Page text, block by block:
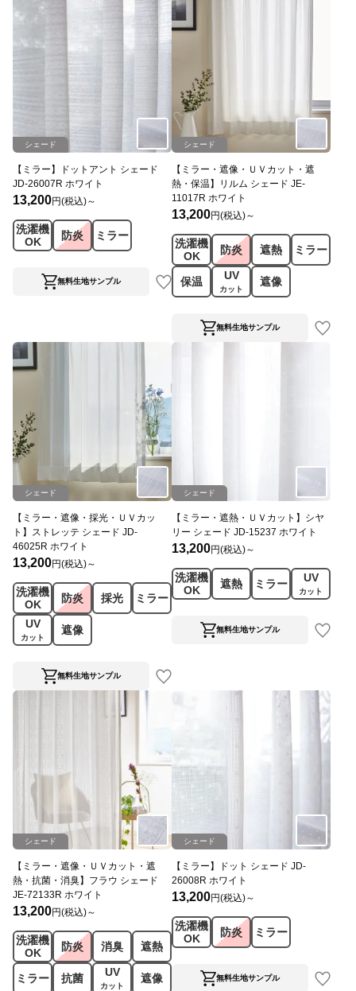
シェード
【ミラー】ドットアント シェード
JD-26007R ホワイト
13,200円(税込)～
洗濯機
OK
防炎 ミラー
無料生地サンプル
シェード
【ミラー・遮像・ＵＶカット・遮
熱・保温】リルム シェード JE-
11017R ホワイト
13,200円(税込)～
洗濯機
OK
防炎 遮熱 ミラー
保温 UV
カット
遮像
無料生地サンプル
シェード
【ミラー・遮像・採光・ＵＶカッ
ト】ストレッテ シェード JD-
46025R ホワイト
13,200円(税込)～
洗濯機
OK
防炎 採光
ミラー
UV
カット
遮像
無料生地サンプル
シェード
【ミラー・遮熱・ＵＶカット】シヤ
リー シェード JD-15237 ホワイト
13,200円(税込)～
洗濯機
OK
遮熱 ミラー UV
カット
無料生地サンプル
シェード
【ミラー・遮像・ＵＶカット・遮
熱・抗菌・消臭】フラウ シェード
JE-72133R ホワイト
13,200円(税込)～
洗濯機
OK
防炎 消臭 遮熱
ミラー 抗菌 UV
カット
遮像
シェード
【ミラー】ドット シェード JD-
26008R ホワイト
13,200円(税込)～
洗濯機
OK
防炎 ミラー
無料生地サンプル